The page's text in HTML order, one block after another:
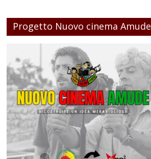
Progetto Nuovo cinema Amude